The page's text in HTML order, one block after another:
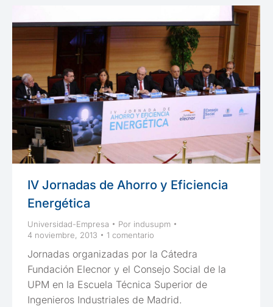
IV Jornadas de Ahorro y Eficiencia
Energética
Universidad-Empresa Por indusupm
4 noviembre, 2013
1 comentario
Jornadas organizadas por la Cátedra
Fundación Elecnor y el Consejo Social de la
UPM en la Escuela Técnica Superior de
Ingenieros Industriales de Madrid.